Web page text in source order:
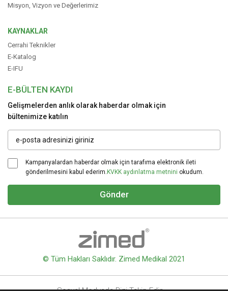
Misyon, Vizyon ve Değerlerimiz
KAYNAKLAR
Cerrahi Teknikler
E-Katalog
E-IFU
E-BÜLTEN KAYDI
Gelişmelerden anlık olarak haberdar olmak için
bültenimize katılın
Kampanyalardan haberdar olmak için tarafıma elektronik ileti
gönderilmesini kabul ederim. KVKK aydınlatma metnini okudum.
Gönder
© Tüm Hakları Saklıdır. Zimed Medikal 2021